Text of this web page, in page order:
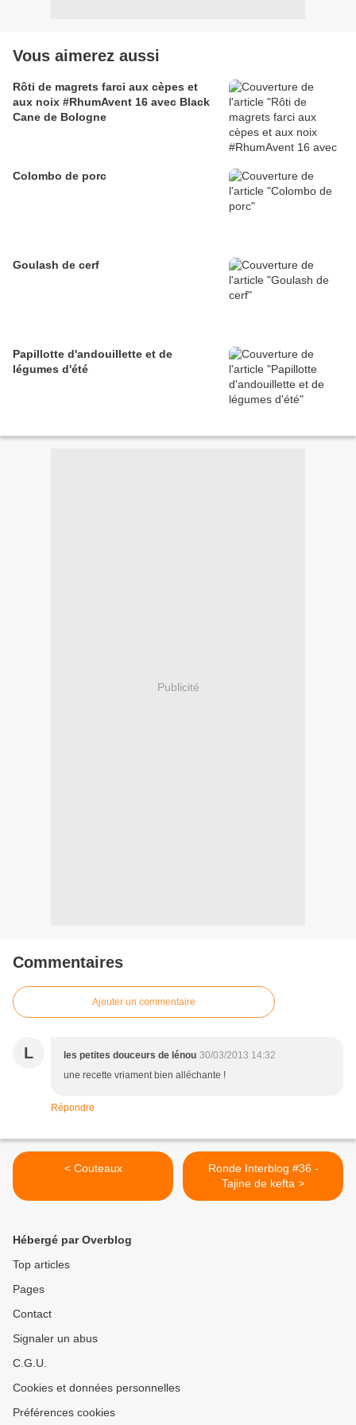
Vous aimerez aussi
Rôti de magrets farci aux cèpes et
aux noix #RhumAvent 16 avec Black
Cane de Bologne
Colombo de porc
Goulash de cerf
Papillotte d'andouillette et de
légumes d'été
Publicité
Commentaires
Ajouter un commentaire
L les petites douceurs de lénou 30/03/2013 14:32
une recette vriament bien alléchante !
Répondre
< Couteaux
Ronde Interblog #36 -
Tajine de kefta >
Hébergé par Overblog
Top articles
Pages
Contact
Signaler un abus
C.G.U.
Cookies et données personnelles
Préférences cookies